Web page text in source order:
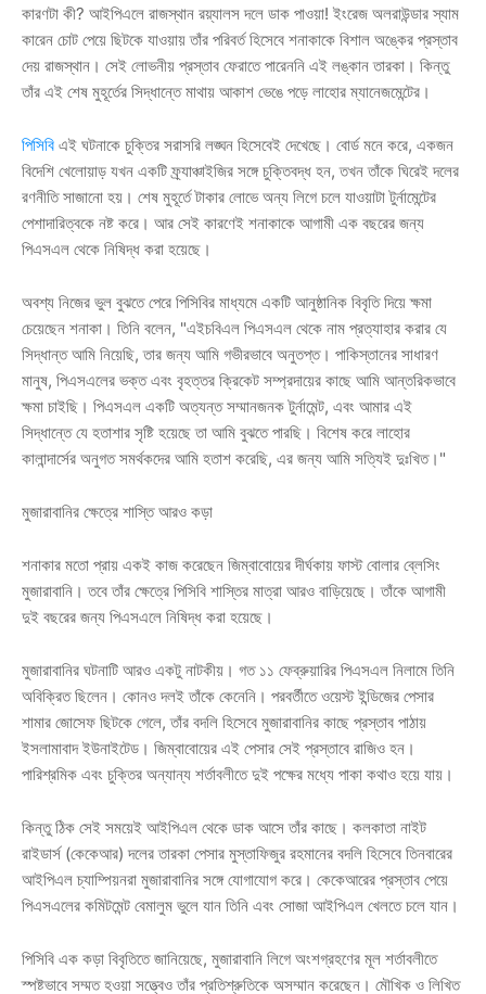
কারণটা কী? আইপিএলে রাজস্থান রয়্যালস দলে ডাক পাওয়া! ইংরেজ অলরাউন্ডার স্যাম
কারেন চোট পেয়ে ছিটকে যাওয়ায় তাঁর পরিবর্ত হিসেবে শনাকাকে বিশাল অঙ্কের প্রস্তাব
দেয় রাজস্থান। সেই লোভনীয় প্রস্তাব ফেরাতে পারেননি এই লঙ্কান তারকা। কিন্তু
তাঁর এই শেষ মুহূর্তের সিদ্ধান্তে মাথায় আকাশ ভেঙে পড়ে লাহোর ম্যানেজমেন্টের।
পিসিবি এই ঘটনাকে চুক্তির সরাসরি লঙ্ঘন হিসেবেই দেখেছে। বোর্ড মনে করে, একজন
বিদেশি খেলোয়াড় যখন একটি ফ্র্যাঞ্চাইজির সঙ্গে চুক্তিবদ্ধ হন, তখন তাঁকে ঘিরেই দলের
রণনীতি সাজানো হয়। শেষ মুহূর্তে টাকার লোভে অন্য লিগে চলে যাওয়াটা টুর্নামেন্টের
পেশাদারিত্বকে নষ্ট করে। আর সেই কারণেই শনাকাকে আগামী এক বছরের জন্য
পিএসএল থেকে নিষিদ্ধ করা হয়েছে।
অবশ্য নিজের ভুল বুঝতে পেরে পিসিবির মাধ্যমে একটি আনুষ্ঠানিক বিবৃতি দিয়ে ক্ষমা
চেয়েছেন শনাকা। তিনি বলেন, "এইচবিএল পিএসএল থেকে নাম প্রত্যাহার করার যে
সিদ্ধান্ত আমি নিয়েছি, তার জন্য আমি গভীরভাবে অনুতপ্ত। পাকিস্তানের সাধারণ
মানুষ, পিএসএলের ভক্ত এবং বৃহত্তর ক্রিকেট সম্প্রদায়ের কাছে আমি আন্তরিকভাবে
ক্ষমা চাইছি। পিএসএল একটি অত্যন্ত সম্মানজনক টুর্নামেন্ট, এবং আমার এই
সিদ্ধান্তে যে হতাশার সৃষ্টি হয়েছে তা আমি বুঝতে পারছি। বিশেষ করে লাহোর
কালান্দার্সের অনুগত সমর্থকদের আমি হতাশ করেছি, এর জন্য আমি সত্যিই দুঃখিত।"
মুজারাবানির ক্ষেত্রে শাস্তি আরও কড়া
শনাকার মতো প্রায় একই কাজ করেছেন জিম্বাবোয়ের দীর্ঘকায় ফাস্ট বোলার ব্লেসিং
মুজারাবানি। তবে তাঁর ক্ষেত্রে পিসিবি শাস্তির মাত্রা আরও বাড়িয়েছে। তাঁকে আগামী
দুই বছরের জন্য পিএসএলে নিষিদ্ধ করা হয়েছে।
মুজারাবানির ঘটনাটি আরও একটু নাটকীয়। গত ১১ ফেব্রুয়ারির পিএসএল নিলামে তিনি
অবিক্রিত ছিলেন। কোনও দলই তাঁকে কেনেনি। পরবর্তীতে ওয়েস্ট ইন্ডিজের পেসার
শামার জোসেফ ছিটকে গেলে, তাঁর বদলি হিসেবে মুজারাবানির কাছে প্রস্তাব পাঠায়
ইসলামাবাদ ইউনাইটেড। জিম্বাবোয়ের এই পেসার সেই প্রস্তাবে রাজিও হন।
পারিশ্রমিক এবং চুক্তির অন্যান্য শর্তাবলীতে দুই পক্ষের মধ্যে পাকা কথাও হয়ে যায়।
কিন্তু ঠিক সেই সময়েই আইপিএল থেকে ডাক আসে তাঁর কাছে। কলকাতা নাইট
রাইডার্স (কেকেআর) দলের তারকা পেসার মুস্তাফিজুর রহমানের বদলি হিসেবে তিনবারের
আইপিএল চ্যাম্পিয়নরা মুজারাবানির সঙ্গে যোগাযোগ করে। কেকেআরের প্রস্তাব পেয়ে
পিএসএলের কমিটমেন্ট বেমালুম ভুলে যান তিনি এবং সোজা আইপিএল খেলতে চলে যান।
পিসিবি এক কড়া বিবৃতিতে জানিয়েছে, মুজারাবানি লিগে অংশগ্রহণের মূল শর্তাবলীতে
স্পষ্টভাবে সম্মত হওয়া সত্ত্বেও তাঁর প্রতিশ্রুতিকে অসম্মান করেছেন। মৌখিক ও লিখিত